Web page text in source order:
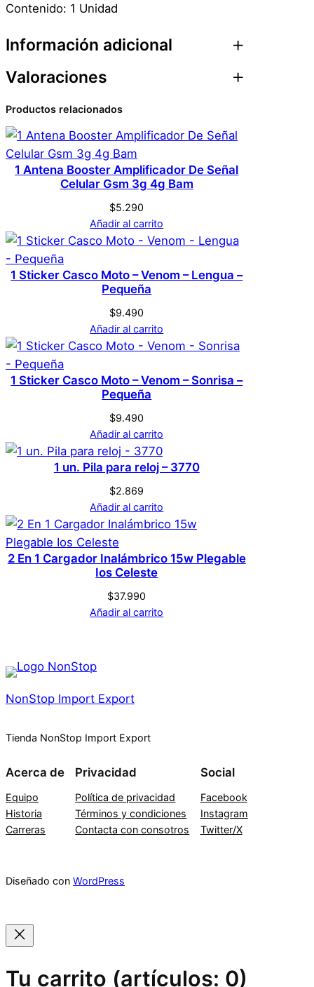
0
L
t
o
c
a
a
d
Contenido: 1 Unidad
Información adicional
Atributos
Marca Genérica
Valoraciones
0 valoraciones en 1
Un. Pila Recargable –
18650 – Litio
No hay valoraciones aún. Solo los usuarios
registrados que hayan comprado este
producto pueden hacer una valoración.
Acceder
Productos relacionados
1 Antena Booster Amplificador De Señal
Celular Gsm 3g 4g Bam
$5.290
Añadir al carrito
1 Sticker Casco Moto – Venom – Lengua –
Pequeña
$9.490
Añadir al carrito
1 Sticker Casco Moto – Venom – Sonrisa –
Pequeña
$9.490
Añadir al carrito
1 un. Pila para reloj – 3770
$2.869
Añadir al carrito
2 En 1 Cargador Inalámbrico 15w Plegable
Ios Celeste
$37.990
Añadir al carrito
NonStop Import Export
Tienda NonStop Import Export
Acerca de
Equipo
Historia
Carreras
Privacidad
Política de privacidad
Términos y condiciones
Contacta con consotros
Social
Facebook
Instagram
Twitter/X
Diseñado con WordPress
Tu carrito (artículos: 0)